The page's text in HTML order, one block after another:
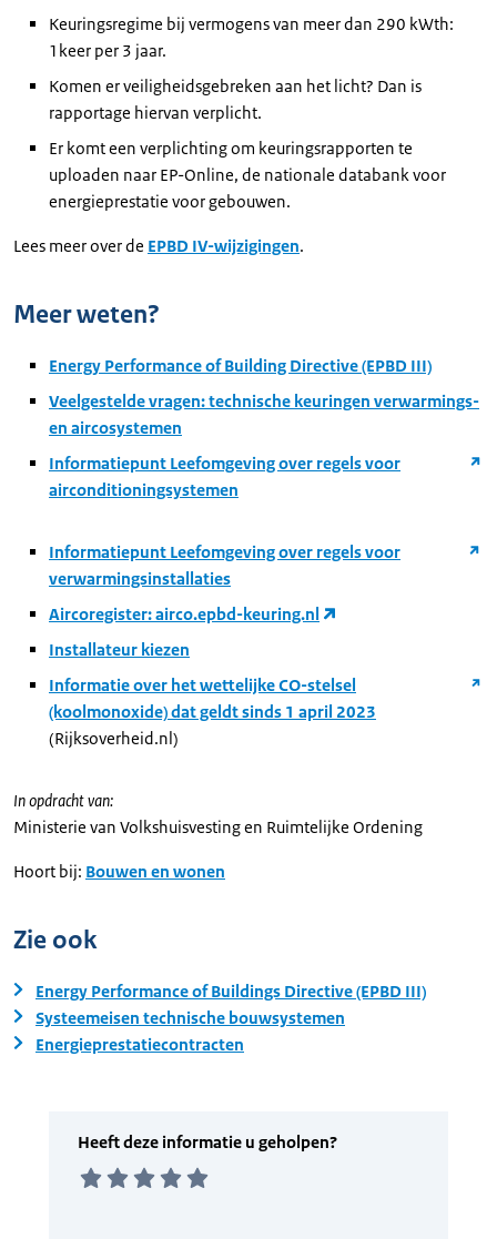
Keuringsregime bij vermogens van meer dan 290 kWth:
1keer per 3 jaar.
Komen er veiligheidsgebreken aan het licht? Dan is
rapportage hiervan verplicht.
Er komt een verplichting om keuringsrapporten te
uploaden naar EP-Online, de nationale databank voor
energieprestatie voor gebouwen.
Lees meer over de EPBD IV-wijzigingen.
Meer weten?
Energy Performance of Building Directive (EPBD III)
Veelgestelde vragen: technische keuringen verwarmings-
en aircosystemen
Informatiepunt Leefomgeving over regels voor
airconditioningsystemen
Informatiepunt Leefomgeving over regels voor
verwarmingsinstallaties
Aircoregister: airco.epbd-keuring.nl
Installateur kiezen
Informatie over het wettelijke CO-stelsel
(koolmonoxide) dat geldt sinds 1 april 2023
(Rijksoverheid.nl)
In opdracht van:
Ministerie van Volkshuisvesting en Ruimtelijke Ordening
Hoort bij: Bouwen en wonen
Zie ook
Energy Performance of Buildings Directive (EPBD III)
Systeemeisen technische bouwsystemen
Energieprestatiecontracten